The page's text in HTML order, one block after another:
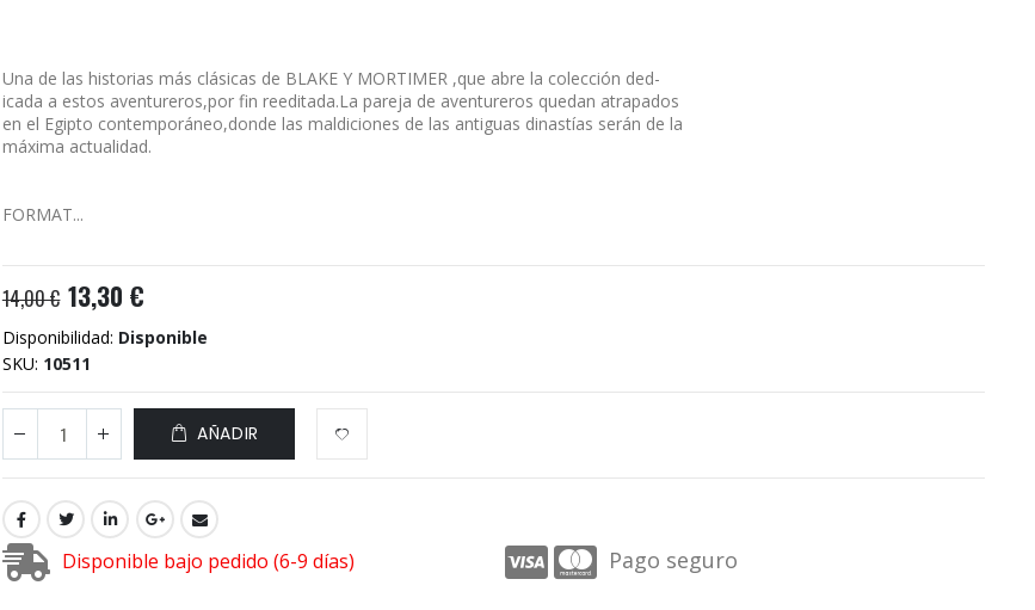
Una de las historias más clásicas de BLAKE Y MORTIMER ,que abre la colección ded-
icada a estos aventureros,por fin reeditada.La pareja de aventureros quedan atrapados
en el Egipto contemporáneo,donde las maldiciones de las antiguas dinastías serán de la
máxima actualidad.
FORMAT...
14,00 € 13,30 €
Disponibilidad: Disponible
SKU 10511
AÑADIR
Disponible bajo pedido (6-9 días) Pago seguro